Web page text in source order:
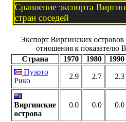
Сравнение экспорта
стран соседей
Экспорт Виргинских островов
отношения к показателю
Страна
1970 1980 1990
Пуэрто
Рико
2.9 2.7 2.3
Виргинские
острова
0.0 0.0 0.0